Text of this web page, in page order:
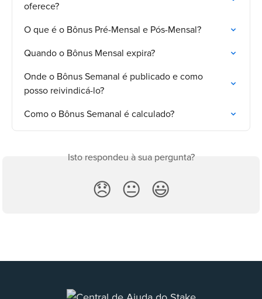
oferece?
O que é o Bônus Pré-Mensal e Pós-Mensal?
Quando o Bônus Mensal expira?
Onde o Bônus Semanal é publicado e como
posso reivindicá-lo?
Como o Bônus Semanal é calculado?
Isto respondeu à sua pergunta?
😞 😐 😃